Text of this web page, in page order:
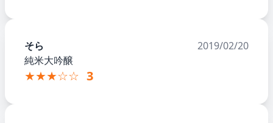
そら
2019/02/20
純米大吟醸
★★★☆☆ 3